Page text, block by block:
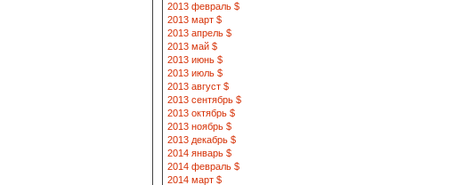
2013 февраль $
2013 март $
2013 апрель $
2013 май $
2013 июнь $
2013 июль $
2013 август $
2013 сентябрь $
2013 октябрь $
2013 ноябрь $
2013 декабрь $
2014 январь $
2014 февраль $
2014 март $